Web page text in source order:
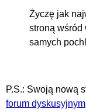
Życzę jak
stroną wśród
samych
P.S.: Swoją nową
forum dyskusyjnym